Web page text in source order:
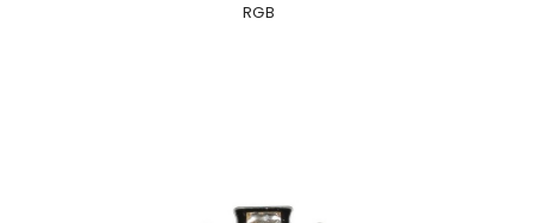
RGB